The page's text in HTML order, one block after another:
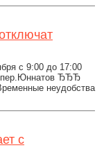
с 9:00 до 17:00
пер.Юннатов ЂЂЂ
неудобства
с